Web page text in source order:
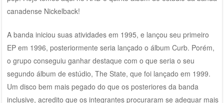
canadense Nickelback!
A banda iniciou suas atividades em 1995, e lançou seu primeiro
EP em 1996, posteriormente seria lançado o álbum Curb. Porém,
o grupo conseguiu ganhar destaque com o que seria o seu
segundo álbum de estúdio, The State, que foi lançado em 1999.
Um disco bem mais pegado do que os posteriores da banda
inclusive, acredito que os integrantes procuraram se adequar mais